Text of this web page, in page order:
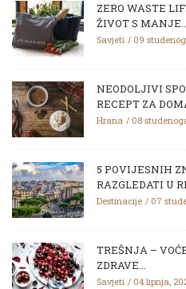
ZERO WASTE
ŽIVOT S
Savjeti 09
NEODOLJIVI
RECEPT ZA
Hrana 08
5 POVIJESNIH
RAZGLEDATI U
Destinacije 07
TREŠNJA –
ZDRAVE...
Savjeti 04 lipnja,